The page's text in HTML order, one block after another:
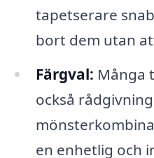
tapetserare
bort dem utan
Färgval: Många
också
en enhetlig och